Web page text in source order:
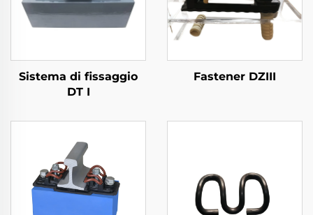
Sistema di fissaggio
DT I
Fastener DZIII